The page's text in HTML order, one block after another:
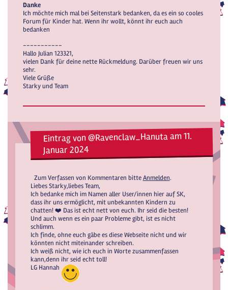
Danke
Ich möchte mich mal bei Seitenstark bedanken, da es ein so cooles
Forum für Kinder hat. Wenn ihr wollt, könnt ihr euch auch
bedanken
-----------
Hallo Julian 123321,
vielen Dank für deine nette Rückmeldung. Darüber freuen wir uns
sehr.
Viele Grüße
Starky und Team
Eintrag von @Ravenclaw_Hanuta am 11.
Januar 2024
Zum Verfassen von Kommentaren bitteAnmelden.
Liebes Starky,liebes Team,
Ich bedanke mich im Namen aller User/innen hier auf SK,
dass ihr uns ermöglicht, mit unbekannten Kindern zu
chatten! ❤️ Das ist echt nett von euch. Ihr seid die besten!
Und auch wenn es ein paar Probleme gibt, ist es nicht
schlimm.
Ich finde, ohne euch gäbe es diese Webseite nicht und wir
könnten nicht miteinander schreiben.
Ich weiß nicht, wie ich euch in Worte zusammenfassen
kann,denn ihr seid echt toll!
LG Hannah